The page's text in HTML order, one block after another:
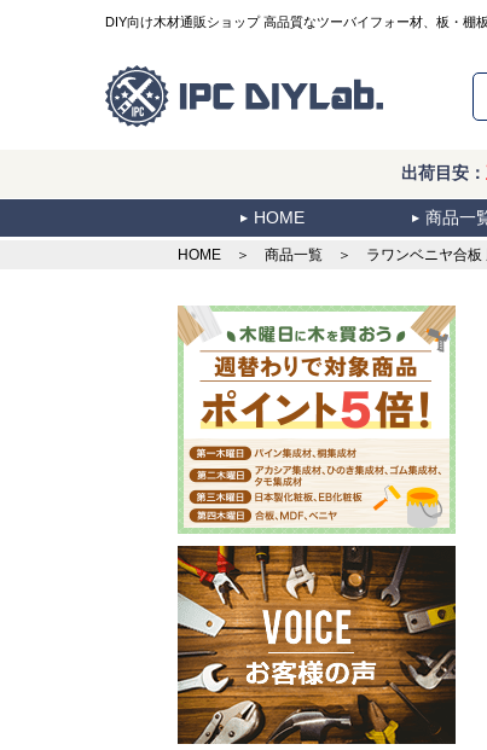
DIY向け木材通販ショップ 高品質なツーバイフォー材、板・棚
出荷目安：
HOME 商品一
HOME ＞ 商品一覧 ＞ ラワンベニヤ合板